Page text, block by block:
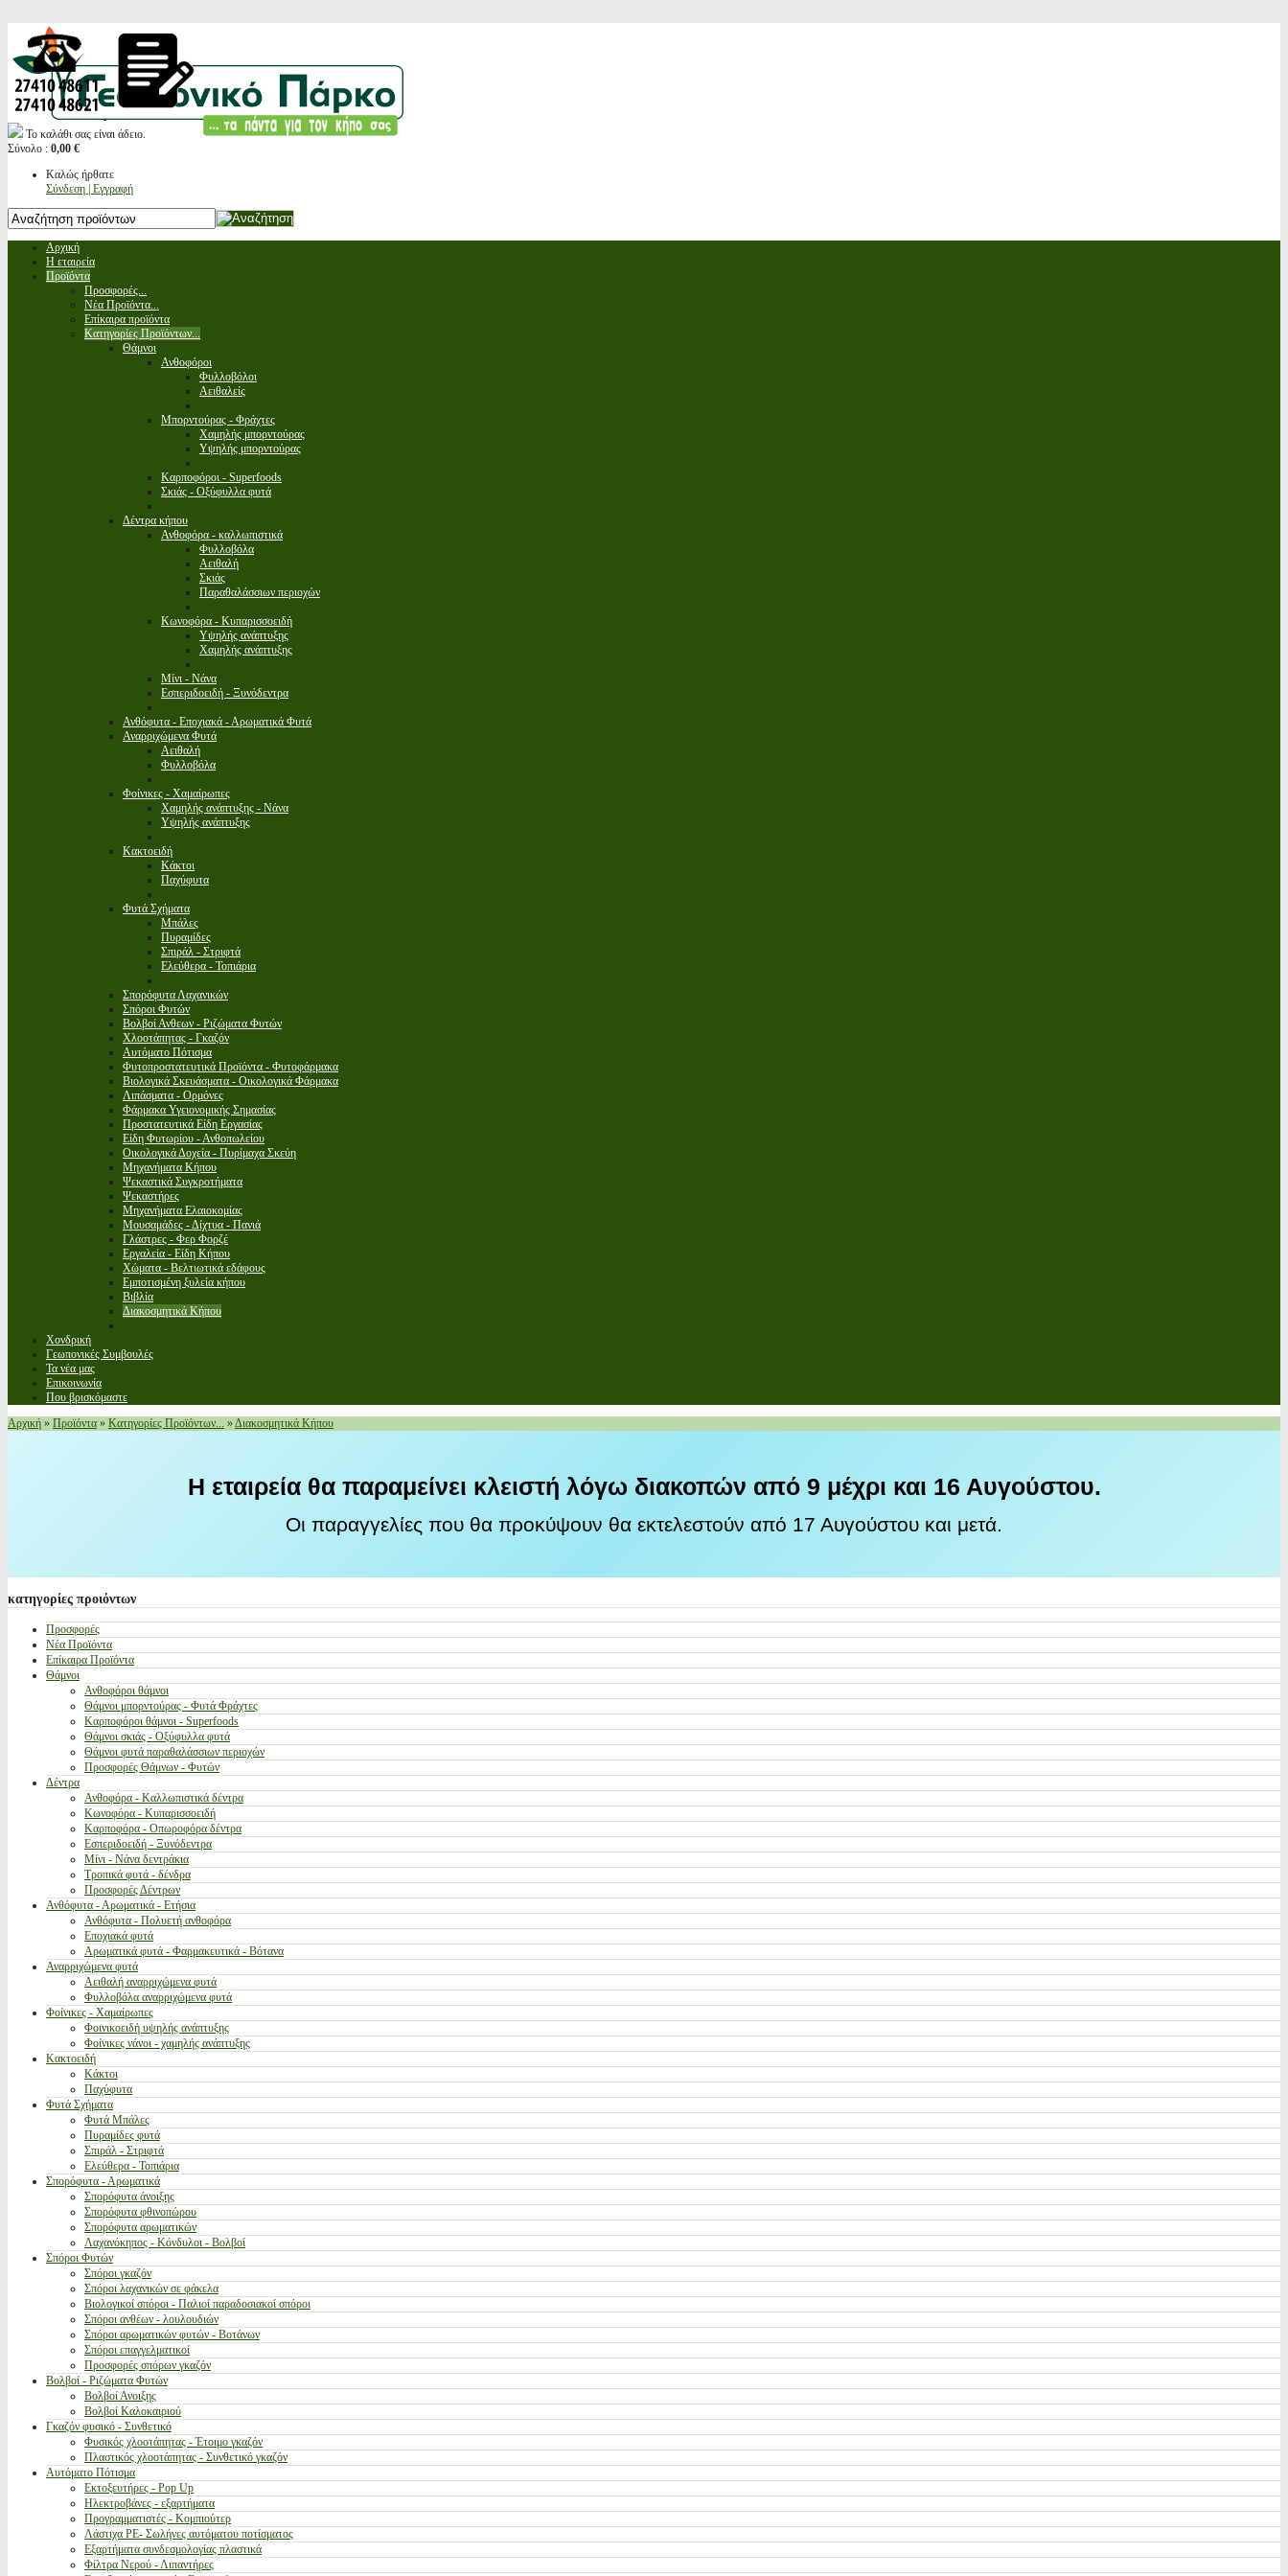
Το καλάθι σας είναι άδειο.
Σύνολο : 0,00 €
Καλώς ήρθατε
Σύνδεση | Εγγραφή
Αρχική
Η εταιρεία
Προϊόντα
Προσφορές...
Νέα Προϊόντα...
Επίκαιρα προϊόντα
Κατηγορίες Προϊόντων...
Θάμνοι
Ανθοφόροι
Φυλλοβόλοι
Αειθαλείς
Μπορντούρας - Φράχτες
Χαμηλής μπορντούρας
Υψηλής μπορντούρας
Καρποφόροι - Superfoods
Σκιάς - Οξύφυλλα φυτά
Δέντρα κήπου
Ανθοφόρα - καλλωπιστικά
Φυλλοβόλα
Αειθαλή
Σκιάς
Παραθαλάσσιων περιοχών
Κωνοφόρα - Κυπαρισσοειδή
Υψηλής ανάπτυξης
Χαμηλής ανάπτυξης
Μίνι - Νάνα
Εσπεριδοειδή - Ξυνόδεντρα
Ανθόφυτα - Εποχιακά - Αρωματικά Φυτά
Αναρριχώμενα Φυτά
Αειθαλή
Φυλλοβόλα
Φοίνικες - Χαμαίρωπες
Χαμηλής ανάπτυξης - Νάνα
Υψηλής ανάπτυξης
Κακτοειδή
Κάκτοι
Παχύφυτα
Φυτά Σχήματα
Μπάλες
Πυραμίδες
Σπιράλ - Στριφτά
Ελεύθερα - Τοπιάρια
Σπορόφυτα Λαχανικών
Σπόροι Φυτών
Βολβοί Ανθεων - Ριζώματα Φυτών
Χλοοτάπητας - Γκαζόν
Αυτόματο Πότισμα
Φυτοπροστατευτικά Προϊόντα - Φυτοφάρμακα
Βιολογικά Σκευάσματα - Οικολογικά Φάρμακα
Λιπάσματα - Ορμόνες
Φάρμακα Υγειονομικής Σημασίας
Προστατευτικά Είδη Εργασίας
Είδη Φυτωρίου - Ανθοπωλείου
Οικολογικά Δοχεία - Πυρίμαχα Σκεύη
Μηχανήματα Κήπου
Ψεκαστικά Συγκροτήματα
Ψεκαστήρες
Μηχανήματα Ελαιοκομίας
Μουσαμάδες - Δίχτυα - Πανιά
Γλάστρες - Φερ Φορζέ
Εργαλεία - Είδη Κήπου
Χώματα - Βελτιωτικά εδάφους
Εμποτισμένη ξυλεία κήπου
Βιβλία
Διακοσμητικά Κήπου
Χονδρική
Γεωπονικές Συμβουλές
Τα νέα μας
Επικοινωνία
Που βρισκόμαστε
Αρχική » Προϊόντα » Κατηγορίες Προϊόντων... »Διακοσμητικά Κήπου
Η εταιρεία θα παραμείνει κλειστή λόγω διακοπών από 9 μέχρι και 16 Αυγούστου.
Οι παραγγελίες που θα προκύψουν θα εκτελεστούν από 17 Αυγούστου και μετά.
κατηγορίες προιόντων
Προσφορές
Νέα Προϊόντα
Επίκαιρα Προϊόντα
Θάμνοι
Ανθοφόροι θάμνοι
Θάμνοι μπορντούρας - Φυτά Φράχτες
Καρποφόροι θάμνοι - Superfoods
Θάμνοι σκιάς - Οξύφυλλα φυτά
Θάμνοι φυτά παραθαλάσσιων περιοχών
Προσφορές Θάμνων - Φυτών
Δέντρα
Ανθοφόρα - Καλλωπιστικά δέντρα
Κωνοφόρα - Κυπαρισσοειδή
Καρποφόρα - Οπωροφόρα δέντρα
Εσπεριδοειδή - Ξυνόδεντρα
Μίνι - Νάνα δεντράκια
Τροπικά φυτά - δένδρα
Προσφορές Δέντρων
Ανθόφυτα - Αρωματικά - Ετήσια
Ανθόφυτα - Πολυετή ανθοφόρα
Εποχιακά φυτά
Αρωματικά φυτά - Φαρμακευτικά - Βότανα
Αναρριχώμενα φυτά
Αειθαλή αναρριχώμενα φυτά
Φυλλοβόλα αναρριχώμενα φυτά
Φοίνικες - Χαμαίρωπες
Φοινικοειδή υψηλής ανάπτυξης
Φοίνικες νάνοι - χαμηλής ανάπτυξης
Κακτοειδή
Κάκτοι
Παχύφυτα
Φυτά Σχήματα
Φυτά Μπάλες
Πυραμίδες φυτά
Σπιράλ - Στριφτά
Ελεύθερα - Τοπιάρια
Σπορόφυτα - Αρωματικά
Σπορόφυτα άνοιξης
Σπορόφυτα φθινοπώρου
Σπορόφυτα αρωματικών
Λαχανόκηπος - Κόνδυλοι - Βολβοί
Σπόροι Φυτών
Σπόροι γκαζόν
Σπόροι λαχανικών σε φάκελα
Βιολογικοί σπόροι - Παλιοί παραδοσιακοί σπόροι
Σπόροι ανθέων - λουλουδιών
Σπόροι αρωματικών φυτών - Βοτάνων
Σπόροι επαγγελματικοί
Προσφορές σπόρων γκαζόν
Βολβοί - Ριζώματα Φυτών
Βολβοί Ανοιξης
Βολβοί Καλοκαιριού
Γκαζόν φυσικό - Συνθετικό
Φυσικός χλοοτάπητας - Έτοιμο γκαζόν
Πλαστικός χλοοτάπητας - Συνθετικό γκαζόν
Αυτόματο Πότισμα
Εκτοξευτήρες - Pop Up
Ηλεκτροβάνες - εξαρτήματα
Προγραμματιστές - Κομπιούτερ
Λάστιχα PE- Σωλήνες αυτόματου ποτίσματος
Εξαρτήματα συνδεσμολογίας πλαστικά
Φίλτρα Νερού - Λιπαντήρες